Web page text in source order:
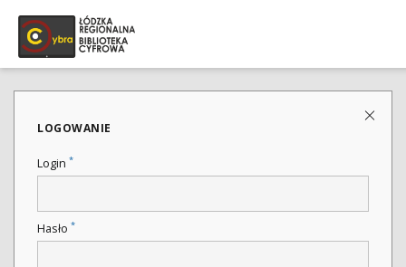
LOGOWANIE
Login *
Hasło *